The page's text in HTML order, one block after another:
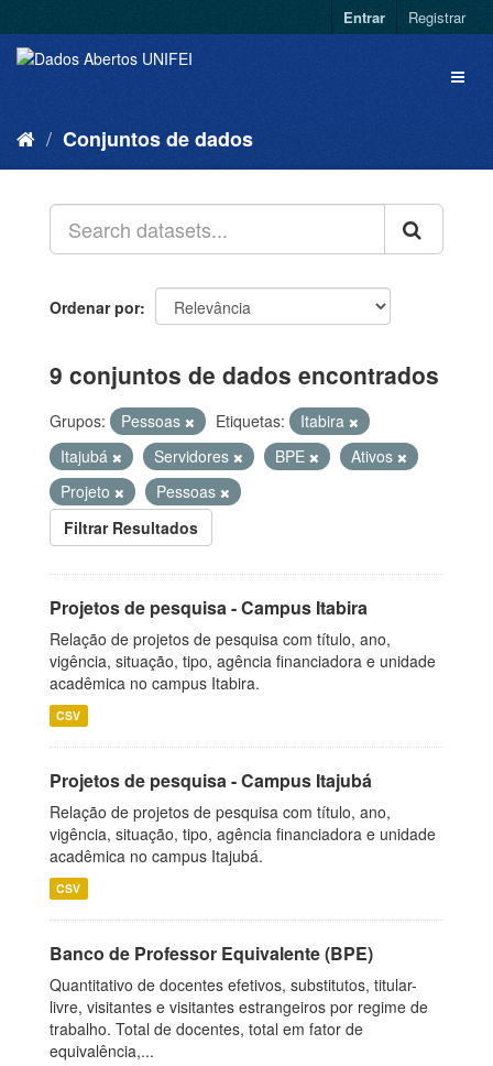
Entrar Registrar
Conjuntos de dados
Ordenar por
9 conjuntos de dados encontrados
Grupos: Pessoas Etiquetas:
Itabira
Itajubá
Servidores BPE
Ativos
Projeto
Pessoas
Filtrar Resultados
Projetos de pesquisa - Campus Itabira
Relação de projetos de pesquisa com título, ano,
vigência, situação, tipo, agência financiadora e unidade
acadêmica no campus Itabira.
CSV
Projetos de pesquisa - Campus Itajubá
Relação de projetos de pesquisa com título, ano,
vigência, situação, tipo, agência financiadora e unidade
acadêmica no campus Itajubá.
CSV
Banco de Professor Equivalente (BPE)
Quantitativo de docentes efetivos, substitutos, titular-
livre, visitantes e visitantes estrangeiros por regime de
trabalho. Total de docentes, total em fator de
equivalência,...